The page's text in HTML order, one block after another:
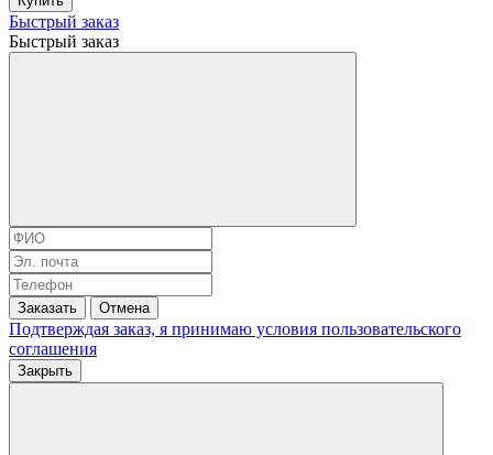
Быстрый заказ
Быстрый заказ
Заказать Отмена
Подтверждая заказ, я принимаю условия пользовательского
соглашения
Закрыть